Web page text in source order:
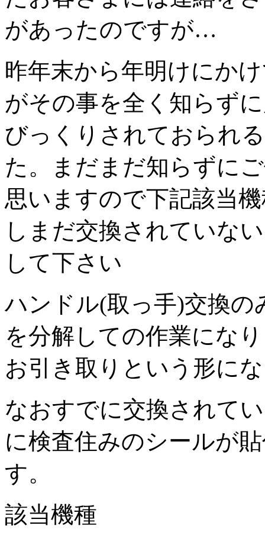
があったのですが…
昨年末から年明けにか
がその事を全く知らず
びっくりされておられ
た。まだまだ知らずに
思いますので下記該当
しまだ交換されていな
して下さい
ハンドル(取っ手)交換
を分解しての作業にな
お引き取りという形に
なおすでに交換されて
に検査住みのシールが
す。
該当機種